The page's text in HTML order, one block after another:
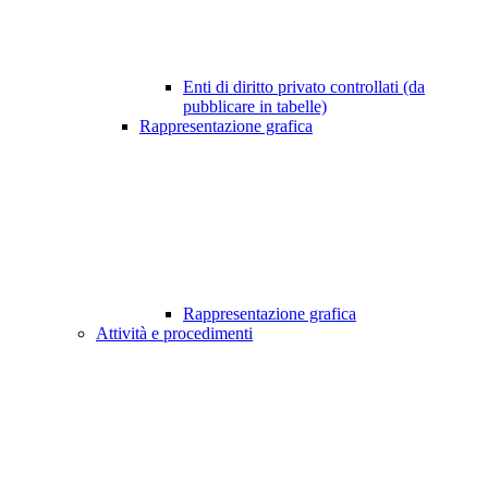
Enti di diritto privato controllati (da
pubblicare in tabelle)
Rappresentazione grafica
Rappresentazione grafica
Attività e procedimenti